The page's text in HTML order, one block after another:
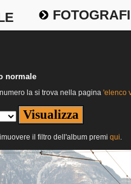
normale
la si trova nella pagina 'elenco
il filtro dell'album premi qui.